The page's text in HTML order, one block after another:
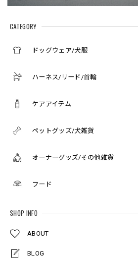
CATEGORY
ドッグウェア/犬服
ハーネス/リード/首輪
ケアアイテム
ペットグッズ/犬雑貨
オーナーグッズ/その他雑貨
フード
SHOP INFO
ABOUT
BLOG